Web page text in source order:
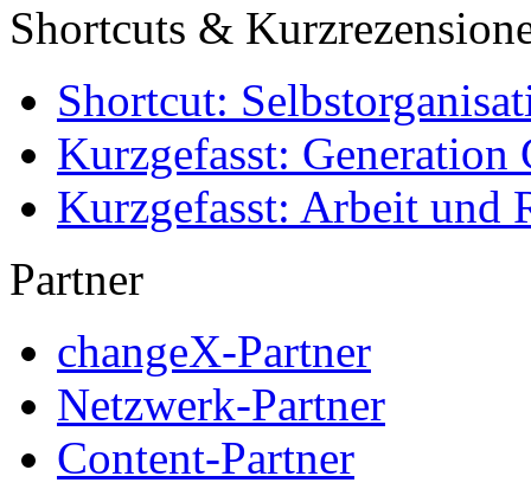
Shortcuts &
Shortcut:
Kurzgefasst: Generation
Kurzgefasst: Arbeit und
Partner
changeX-Partner
Netzwerk-Partner
Content-Partner